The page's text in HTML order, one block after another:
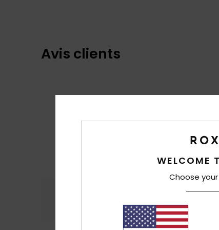
Avis clients
WELCOME
Choose